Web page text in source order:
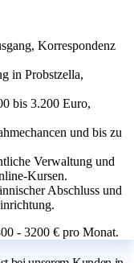
Korrespondenz
in Probstzella,
bis 3.200 Euro,
und bis zu
Verwaltung und
Kursen.
Abschluss und
- 3200 € pro Monat.